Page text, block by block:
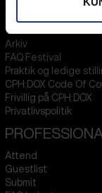
Om os
Arkiv
FAQ Festival
Praktik og ledige
CPH:DOX Code Of
Frivillig på CPH:DOX
Privatlivspolitik
Attend
Guestlist
Submit